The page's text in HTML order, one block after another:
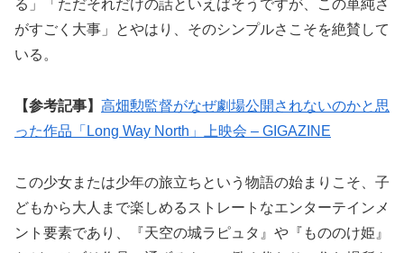
る」「ただそれだけの話といえばそうですが、この単純さ
がすごく大事」とやはり、そのシンプルさこそを絶賛して
いる。
【参考記事】 高畑勲監督がなぜ劇場公開されないのかと思
った作品「Long Way North」上映会 – GIGAZINE
この少女または少年の旅立ちという物語の始まりこそ、子
どもから大人まで楽しめるストレートなエンターテインメ
ント要素であり、『天空の城ラピュタ』や『もののけ姫』